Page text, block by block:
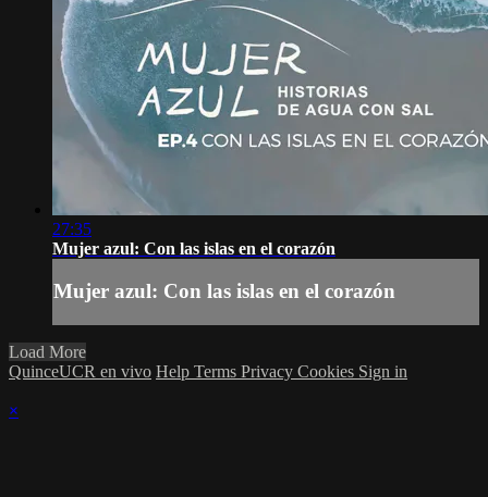
27:35
Mujer azul: Con las islas en el corazón
Mujer azul: Con las islas en el corazón
Load More
QuinceUCR en vivo Help Terms Privacy Cookies Sign in
×